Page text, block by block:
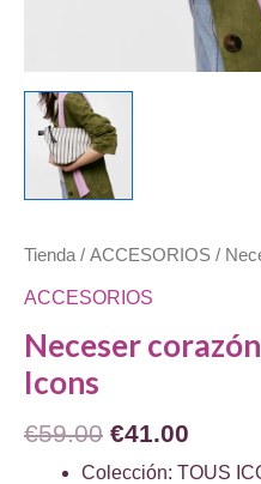
Tienda / ACCESORIOS /
ACCESORIOS
Neceser
Icons
€59.00 El
precio
€41.00
Colección: TOUS